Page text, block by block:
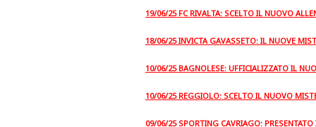
19/06/25 FC RIVALTA: SCELTO IL NUOVO
18/06/25 INVICTA GAVASSETO: IL NUOVE
10/06/25 BAGNOLESE: UFFICIALIZZATO IL
10/06/25 REGGIOLO: SCELTO IL NUOVO
09/06/25 SPORTING CAVRIAGO: